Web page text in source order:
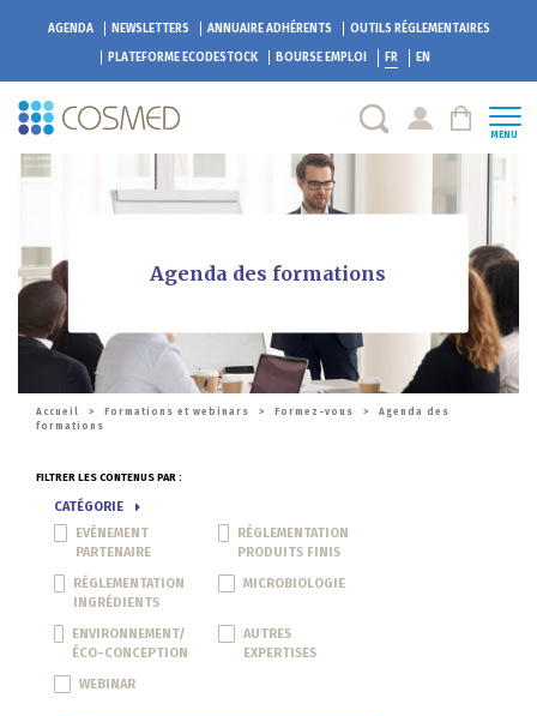
AGENDA NEWSLETTERS ANNUAIRE ADHÉRENTS
OUTILS RÉGLEMENTAIRES
PLATEFORME ECODESTOCK BOURSE EMPLOI FR EN
MENU
Agenda des formations
Accueil > Formations et webinars > Formez-vous >
Agenda des
formations
FILTRER LES CONTENUS PAR :
CATÉGORIE
EVÈNEMENT
PARTENAIRE
RÉGLEMENTATION
PRODUITS FINIS
RÉGLEMENTATION
INGRÉDIENTS
MICROBIOLOGIE
ENVIRONNEMENT/
ÉCO-CONCEPTION
AUTRES
EXPERTISES
WEBINAR